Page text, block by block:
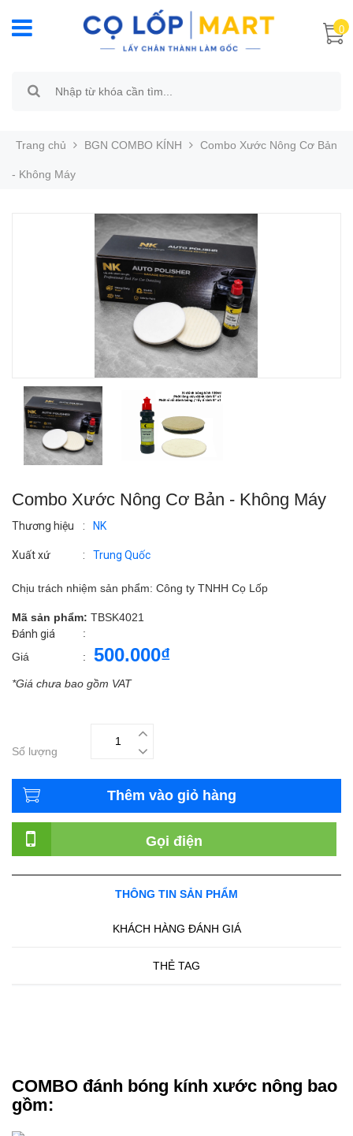
0
Trang chủ BGN COMBO KÍNH Combo Xước Nông Cơ Bản
- Không Máy
Combo Xước Nông Cơ Bản - Không Máy
Thương hiệu : NK
Xuất xứ : Trung Quốc
Chịu trách nhiệm sản phẩm: Công ty TNHH Cọ Lốp
Mã sản phẩm: TBSK4021
Đánh giá
:
Giá
: 500.000₫
*Giá chưa bao gồm VAT
Số lượng
Thêm vào giỏ hàng
Gọi điện
THÔNG TIN SẢN PHẨM
KHÁCH HÀNG ĐÁNH GIÁ
THẺ TAG
COMBO đánh bóng kính xước nông bao
gồm: